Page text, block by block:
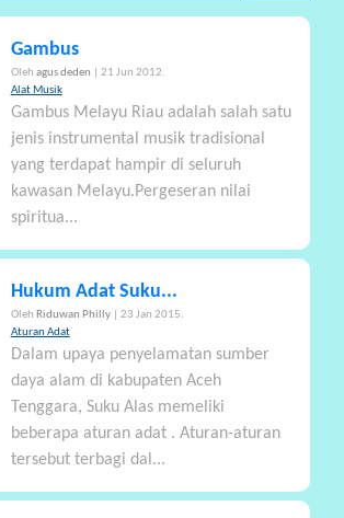
Gambus
Oleh agus deden
| 21 Jun 2012.
Alat Musik
Gambus Melayu Riau adalah salah satu
jenis instrumental musik tradisional
yang terdapat hampir di seluruh
kawasan Melayu.Pergeseran nilai
spiritua...
Hukum Adat Suku...
Oleh Riduwan Philly
| 23 Jan 2015.
Aturan Adat
Dalam upaya penyelamatan sumber
daya alam di kabupaten Aceh
Tenggara, Suku Alas memeliki
beberapa aturan adat . Aturan-aturan
tersebut terbagi dal...